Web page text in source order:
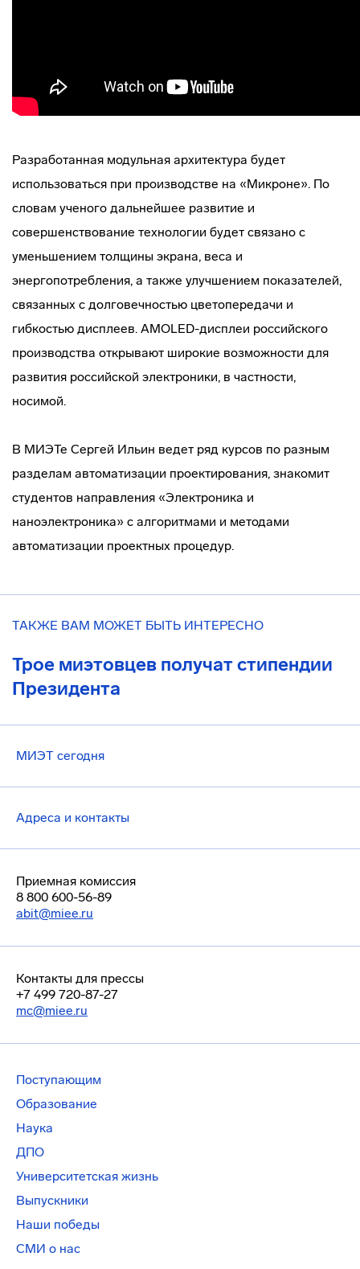
Разработанная модульная архитектура будет
использоваться при производстве на «Микроне». По
словам ученого дальнейшее развитие и
совершенствование технологии будет связано с
уменьшением толщины экрана, веса и
энергопотребления, а также улучшением показателей,
связанных с долговечностью цветопередачи и
гибкостью дисплеев. AMOLED-дисплеи российского
производства открывают широкие возможности для
развития российской электроники, в частности,
носимой.
В МИЭТе Сергей Ильин ведет ряд курсов по разным
разделам автоматизации проектирования, знакомит
студентов направления «Электроника и
наноэлектроника» с алгоритмами и методами
автоматизации проектных процедур.
ТАКЖЕ ВАМ МОЖЕТ БЫТЬ ИНТЕРЕСНО
Трое миэтовцев получат стипендии
Президента
МИЭТ сегодня
Адреса и контакты
Приемная комиссия
8 800 600-56-89
abit@miee.ru
Контакты для прессы
+7 499 720-87-27
mc@miee.ru
Поступающим
Образование
Наука
ДПО
Университетская жизнь
Выпускники
Наши победы
СМИ о нас